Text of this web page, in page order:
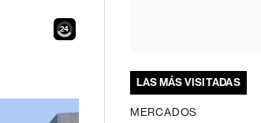
22
LAS MÁS VISITADAS
MERCADOS